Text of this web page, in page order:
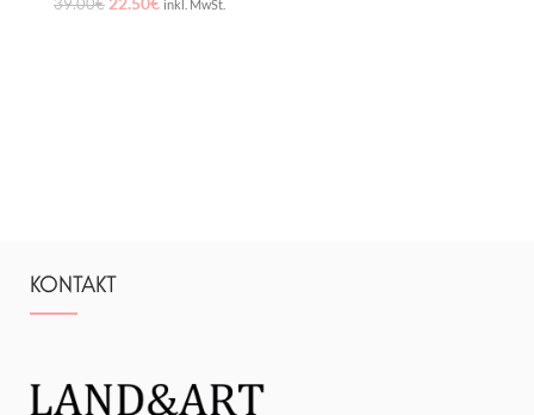
39.00€ inkl. MwSt.
KONTAKT